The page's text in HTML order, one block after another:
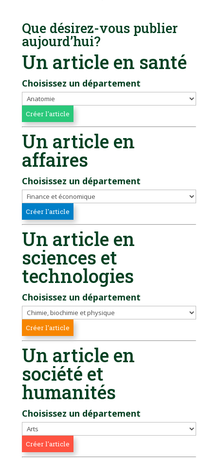
Que désirez-vous publier
aujourd’hui?
Un article en santé
Choisissez un département
Un article en
affaires
Choisissez un département
Un article en
sciences et
technologies
Choisissez un département
Un article en
société et
humanités
Choisissez un département